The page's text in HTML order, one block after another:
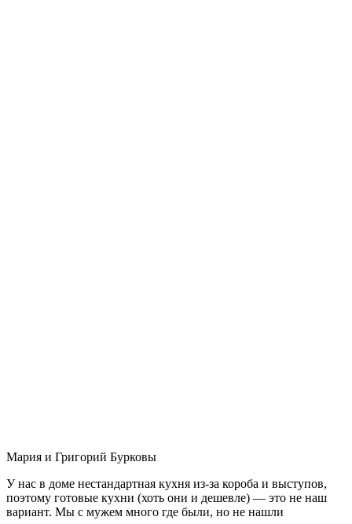
Мария и Григорий Бурковы
У нас в доме нестандартная кухня из-за короба и выступов,
поэтому готовые кухни (хоть они и дешевле) — это не наш
вариант. Мы с мужем много где были, но не нашли